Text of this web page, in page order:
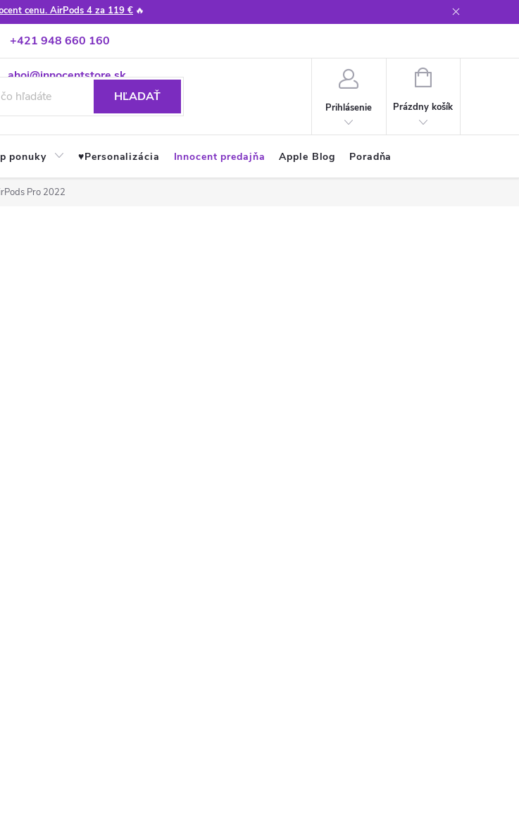
cenu. AirPods 4 za 119 € 🔥
+421 948 660 160
ahoj@innocentstore.sk
Apple návody a tipy
HĽADAŤ
Prihlásenie
NÁKUPNÝ
Prázdny košík
ponuky ♥︎Personalizácia Innocent predajňa Apple Blog Poradňa
Pro 2022